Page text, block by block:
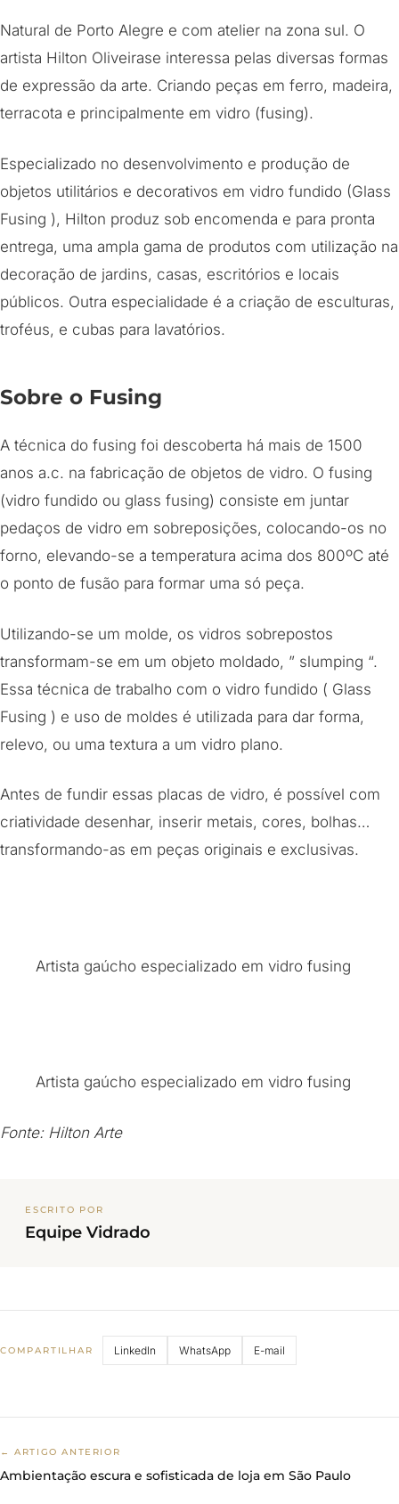
Natural de Porto Alegre e com atelier na zona sul. O
artista Hilton Oliveirase interessa pelas diversas formas
de expressão da arte. Criando peças em ferro, madeira,
terracota e principalmente em vidro (fusing).
Especializado no desenvolvimento e produção de
objetos utilitários e decorativos em vidro fundido (Glass
Fusing ), Hilton produz sob encomenda e para pronta
entrega, uma ampla gama de produtos com utilização na
decoração de jardins, casas, escritórios e locais
públicos. Outra especialidade é a criação de esculturas,
troféus, e cubas para lavatórios.
Sobre o Fusing
A técnica do fusing foi descoberta há mais de 1500
anos a.c. na fabricação de objetos de vidro. O fusing
(vidro fundido ou glass fusing) consiste em juntar
pedaços de vidro em sobreposições, colocando-os no
forno, elevando-se a temperatura acima dos 800ºC até
o ponto de fusão para formar uma só peça.
Utilizando-se um molde, os vidros sobrepostos
transformam-se em um objeto moldado, ” slumping “.
Essa técnica de trabalho com o vidro fundido ( Glass
Fusing ) e uso de moldes é utilizada para dar forma,
relevo, ou uma textura a um vidro plano.
Antes de fundir essas placas de vidro, é possível com
criatividade desenhar, inserir metais, cores, bolhas…
transformando-as em peças originais e exclusivas.
Artista gaúcho especializado em vidro fusing
Artista gaúcho especializado em vidro fusing
Fonte: Hilton Arte
ESCRITO POR
Equipe Vidrado
COMPARTILHAR LinkedIn WhatsApp E-mail
← ARTIGO ANTERIOR
Ambientação escura e sofisticada de loja em São Paulo